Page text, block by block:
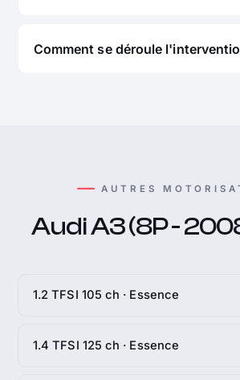
Comment se déroule
AUTRES
Audi A3 (8P -
1.2 TFSI 105 ch · Essence
1.4 TFSI 125 ch · Essence